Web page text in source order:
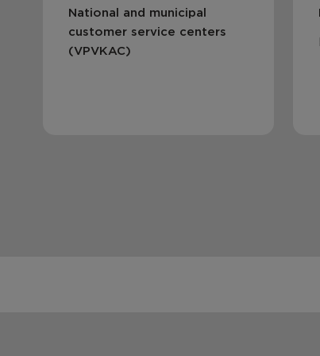
National and municipal
customer service centers
(VPVKAC)